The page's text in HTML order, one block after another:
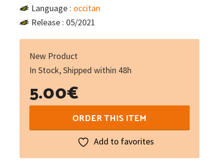
Language : occitan
Release : 05/2021
New Product
In Stock, Shipped within 48h
5.00€
diari
ORDER THIS ITEM
Add to favorites